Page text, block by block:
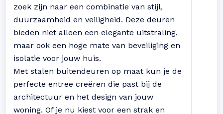
zoek zijn naar een combinatie van stijl,
duurzaamheid en veiligheid. Deze deuren
bieden niet alleen een elegante uitstraling,
maar ook een hoge mate van beveiliging en
isolatie voor jouw huis.
Met stalen buitendeuren op maat kun je de
perfecte entree creëren die past bij de
architectuur en het design van jouw
woning. Of je nu kiest voor een strak en